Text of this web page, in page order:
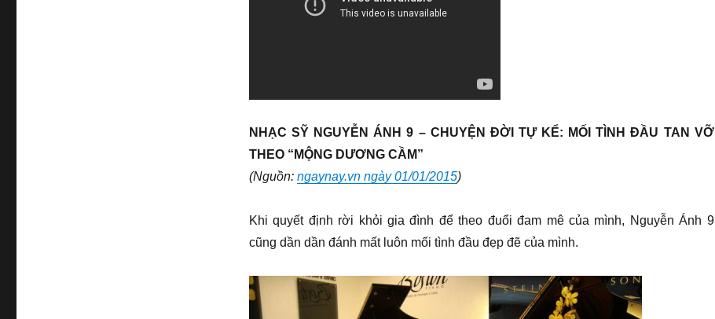
NHẠC SỸ NGUYỄN ÁNH 9 – CHUYỆN ĐỜI TỰ KỂ: MỐI TÌNH ĐẦU TAN VỠ
THEO “MỘNG DƯƠNG CẦM”
(Nguồn: ngaynay.vn ngày 01/01/2015)
Khi quyết định rời khỏi gia đình để theo đuổi đam mê của mình, Nguyễn Ánh 9
cũng dần dần đánh mất luôn mối tình đầu đẹp đẽ của mình.